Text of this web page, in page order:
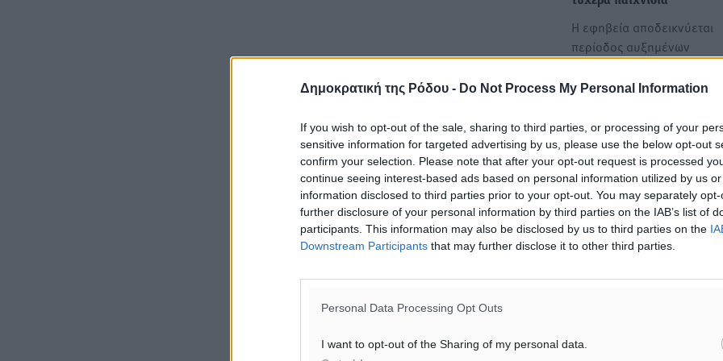
Δημοκρατική της Ρόδου - Do Not Process My Personal Information
If you wish to opt-out of the sale, sharing to third parties, or processing of your
sensitive information for targeted advertising by us, please use the below opt-out
confirm your selection. Please note that after your opt-out request is processed
continue seeing interest-based ads based on personal information utilized by us
information disclosed to third parties prior to your opt-out. You may separately
further disclosure of your personal information by third parties on the IAB’s list of
participants. This information may also be disclosed by us to third parties on the
Downstream Participants that may further disclose it to other third parties.
Personal Data Processing Opt Outs
I want to opt-out of the Sharing of my personal data.
Η εφηβεία αποδεικνύεται
περίοδος αυξημένων
εξάρτησης, όπως δείχνουν
Δημόσιοι υπάλληλοι και
διευθυντές υπουργείων
«ξέπλεναν» ποσά μέσω
στοιχηματικών εταιρειών -
Έπαιζαν έως και €1…
Ο πρόεδρος της Αρχής για